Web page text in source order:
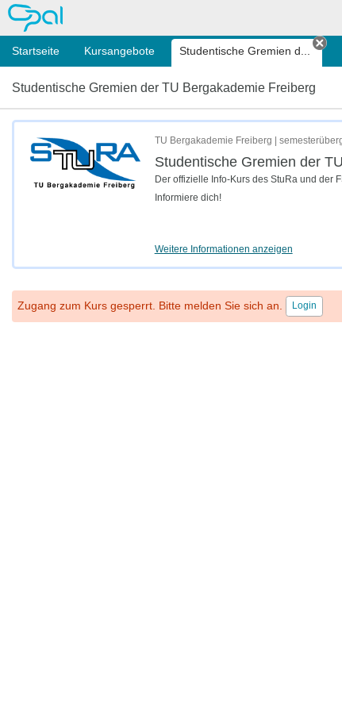
OPAL
Startseite Kursangebote Studentische Gremien d...
Studentische Gremien der TU Bergakademie Freiberg
TU Bergakademie Freiberg |
Studentische Gremien der
Der offizielle Info-Kurs des StuRa und der
Informiere dich!
Weitere Informationen anzeigen
Zugang zum Kurs gesperrt. Bitte melden Sie sich an. Login